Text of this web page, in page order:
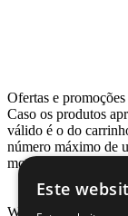
Ofertas e
Caso os produtos
válido é o do
número máximo de
momento, de
Webcontinental
Este